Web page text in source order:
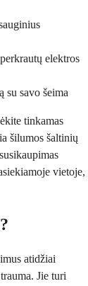
elektros
su savo šeima
tinkamas
šilumos šaltinių
vietoje,
atidžiai
Jie turi